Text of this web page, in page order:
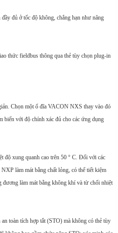
đủ ở tốc độ không, chẳng hạn như nâng
thức fieldbus thông qua thẻ tùy chọn plug-in
Chọn một ổ đĩa VACON NXS thay vào đó
biến với độ chính xác đủ cho các ứng dụng
độ xung quanh cao trên 50 ° C. Đối với các
làm mát bằng chất lỏng, có thể tiết kiệm
làm mát bằng không khí và từ chối nhiệt
toàn tích hợp tắt (STO) mà không có thẻ tùy